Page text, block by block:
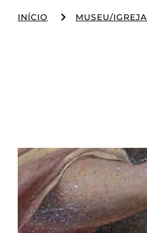
INÍCIO MUSEU/IGREJA